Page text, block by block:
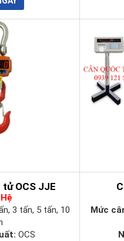
OCS JJE
3 tấn, 5 tấn, 10
OCS
Mức